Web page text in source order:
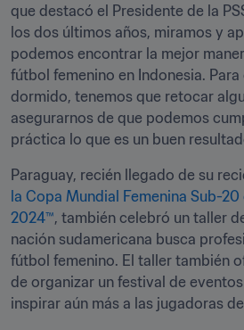
que destacó el Presidente de la
los dos últimos años, miramos y
podemos encontrar la mejor
fútbol femenino en Indonesia.
dormido, tenemos que retocar
asegurarnos de que podemos
práctica lo que es un buen
la Copa Mundial Femenina Sub-20
2024™, también celebró un taller
nación sudamericana busca
fútbol femenino. El taller también
de organizar un festival de
inspirar aún más a las jugadoras